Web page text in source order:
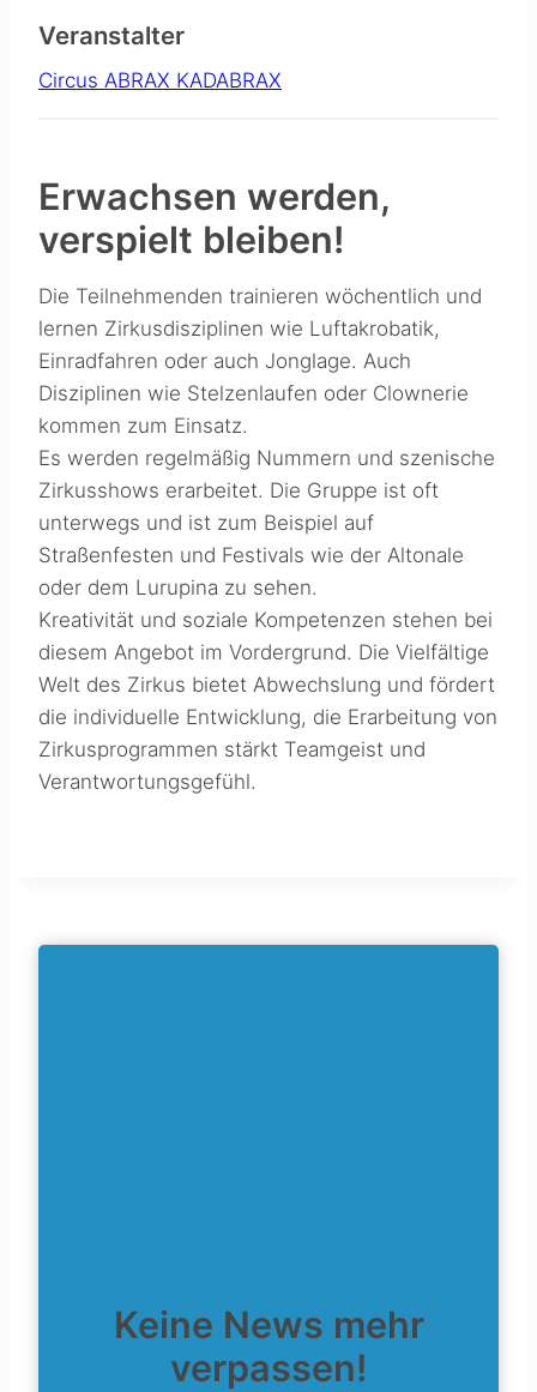
Veranstalter
Circus ABRAX KADABRAX
Erwachsen werden,
verspielt bleiben!
Die Teilnehmenden trainieren wöchentlich und
lernen Zirkusdisziplinen wie Luftakrobatik,
Einradfahren oder auch Jonglage. Auch
Disziplinen wie Stelzenlaufen oder Clownerie
kommen zum Einsatz.
Es werden regelmäßig Nummern und szenische
Zirkusshows erarbeitet. Die Gruppe ist oft
unterwegs und ist zum Beispiel auf
Straßenfesten und Festivals wie der Altonale
oder dem Lurupina zu sehen.
Kreativität und soziale Kompetenzen stehen bei
diesem Angebot im Vordergrund. Die Vielfältige
Welt des Zirkus bietet Abwechslung und fördert
die individuelle Entwicklung, die Erarbeitung von
Zirkusprogrammen stärkt Teamgeist und
Verantwortungsgefühl.
Keine News mehr
verpassen!